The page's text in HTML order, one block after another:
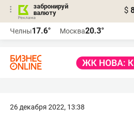
забронируй
валюту
$
Челны17.6° Москва20.3°
26 декабря 2022, 13:38